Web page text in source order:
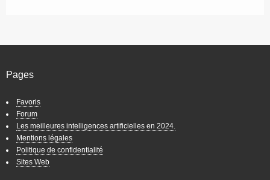
Pages
Favoris
Forum
Les meilleures intelligences artificielles en 2024.
Mentions légales
Politique de confidentialité
Sites Web